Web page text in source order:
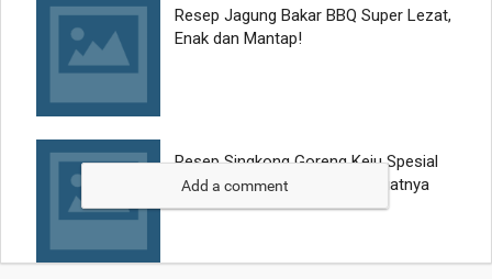
Add a comment